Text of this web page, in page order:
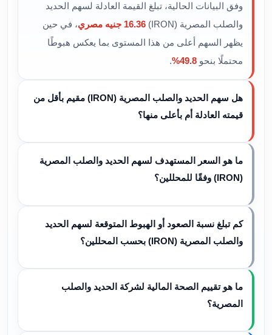
وفق البيانات الحالية، تبلغ القيمة العادلة لسهم الحديد
والصلب المصرية (IRON)
16.36 جنيه مصري
، في حين
يظهر السهم أعلى من هذا المستوى بما يعكس هبوطًا
محتملًا بنحو49.8%
.
هل سهم الحديد والصلب المصرية (IRON) مقيم بأقل من
قيمته العادلة أم بأعلى منها؟
ما هو السعر المستهدف لسهم الحديد والصلب المصرية
(IRON) وفقًا للمحللين؟
كم تبلغ نسبة الصعود أو الهبوط المتوقعة لسهم الحديد
والصلب المصرية (IRON) بحسب المحللين؟
ما هو تقييم الصحة المالية لشركة الحديد والصلب
المصرية؟